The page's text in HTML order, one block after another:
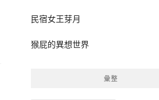
民宿女王芽月
猴屁的異想世界
彙整